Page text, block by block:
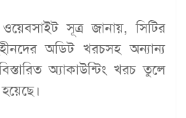
সূত্র জানায়, সিটির
অডিট খরচসহ অন্যান্য
অ্যাকাউন্টিং খরচ তুলে